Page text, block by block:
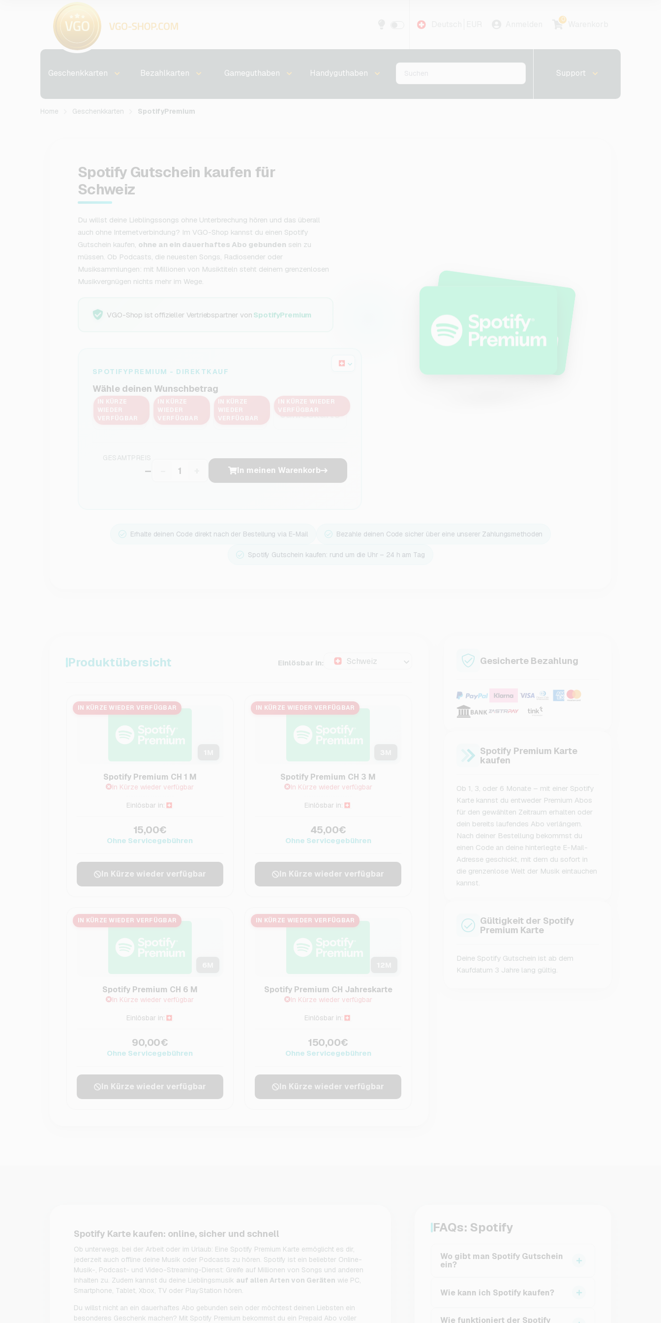
0
Geschenkkarten Bezahlkarten Gameguthaben Handyguthaben Support
Home Geschenkkarten SpotifyPremium
Spotify Gutschein kaufen für
Schweiz
Du willst deine Lieblingssongs ohne Unterbrechung hören und das überall
auch ohne Internetverbindung? Im VGO-Shop kannst du einen Spotify
Gutschein kaufen, ohne an ein dauerhaftes Abo gebunden sein zu
müssen. Ob Podcasts, die neuesten Songs, Radiosender oder
Musiksammlungen: mit Millionen von Musiktiteln steht deinem grenzenlosen
Musikvergnügen nichts mehr im Wege.
VGO-Shop ist offizieller Vertriebspartner von SpotifyPremium
SPOTIFYPREMIUM - DIREKTKAUF
Wähle deinen Wunschbetrag
1 M
IN KÜRZE
WIEDER
VERFÜGBAR
3 M
IN KÜRZE
WIEDER
VERFÜGBAR
6 M
IN KÜRZE
WIEDER
VERFÜGBAR
Jahreskarte
IN KÜRZE WIEDER
VERFÜGBAR
GESAMTPREIS
– In meinen Warenkorb
Erhalte deinen Code direkt nach der Bestellung via E-Mail Bezahle deinen Code sicher über eine unserer Zahlungsmethoden
Spotify Gutschein kaufen: rund um die Uhr – 24 h am Tag
Produktübersicht Einlösbar in: Schweiz
IN KÜRZE WIEDER VERFÜGBAR
Spotify Premium CH 1 M
In Kürze wieder verfügbar
Einlösbar in:
15,00€
Ohne Servicegebühren
In Kürze wieder verfügbar
IN KÜRZE WIEDER VERFÜGBAR
Spotify Premium CH 3 M
In Kürze wieder verfügbar
Einlösbar in:
45,00€
Ohne Servicegebühren
In Kürze wieder verfügbar
IN KÜRZE WIEDER VERFÜGBAR
Spotify Premium CH 6 M
In Kürze wieder verfügbar
Einlösbar in:
90,00€
Ohne Servicegebühren
In Kürze wieder verfügbar
IN KÜRZE WIEDER VERFÜGBAR
Spotify Premium CH Jahreskarte
In Kürze wieder verfügbar
Einlösbar in:
150,00€
Ohne Servicegebühren
In Kürze wieder verfügbar
Gesicherte Bezahlung
Spotify Premium Karte
kaufen
Ob 1, 3, oder 6 Monate – mit einer Spotify
Karte kannst du entweder Premium Abos
für den gewählten Zeitraum erhalten oder
dein bereits laufendes Abo verlängern.
Nach deiner Bestellung bekommst du
einen Code an deine hinterlegte E-Mail-
Adresse geschickt, mit dem du sofort in
die grenzenlose Welt der Musik eintauchen
kannst.
Gültigkeit der Spotify
Premium Karte
Deine Spotify Gutschein ist ab dem
Kaufdatum 3 Jahre lang gültig.
Spotify Karte kaufen: online, sicher und schnell
Ob unterwegs, bei der Arbeit oder im Urlaub: Eine Spotify Premium Karte ermöglicht es dir,
jederzeit auch offline deine Musik oder Podcasts zu hören. Spotify ist ein beliebter Online-
Musik-, Podcast- und Video-Streaming-Dienst: Greife auf Millionen von Songs und anderen
Inhalten zu. Zudem kannst du deine Lieblingsmusik auf allen Arten von Geräten wie PC,
Smartphone, Tablet, Xbox, TV oder PlayStation hören.
Du willst nicht an ein dauerhaftes Abo gebunden sein oder möchtest deinen Liebsten ein
besonderes Geschenk machen? Mit Spotify Premium bekommst du ein Prepaid Abo voller
FAQs: Spotify
Wo gibt man Spotify Gutschein
ein?
können, musst du nur auf
dich in dein Spotify Konto ein und gib deinen
Wie kann ich Spotify kaufen?
Wie funktioniert der Spotify